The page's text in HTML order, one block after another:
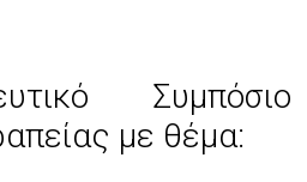
Συμπόσιο
με θέμα: